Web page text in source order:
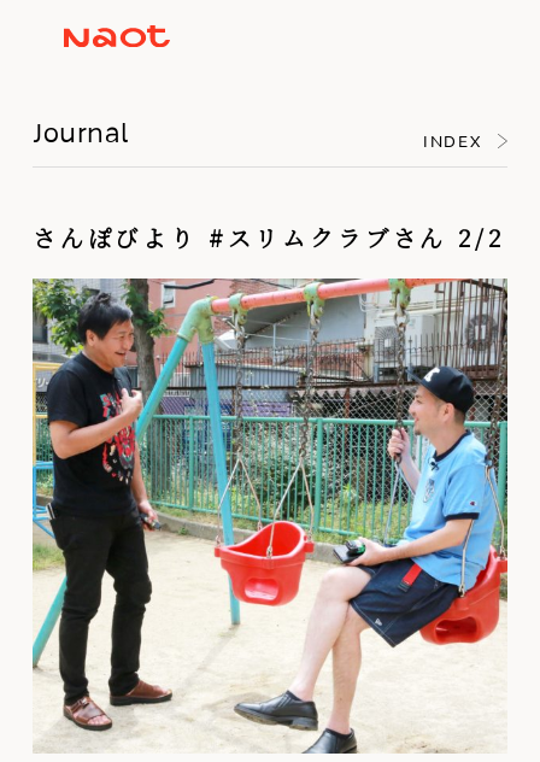
Journal INDEX
さんぽびより #スリムクラブさん 2/2